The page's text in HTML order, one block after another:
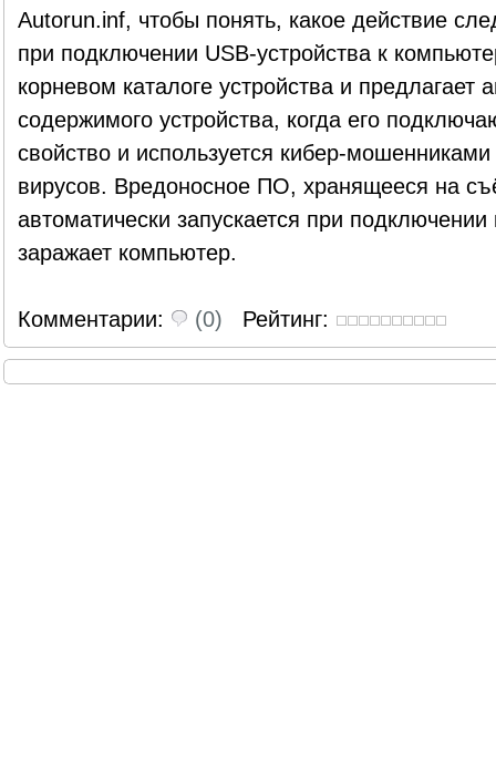
Autorun.inf, чтобы понять, какое действие
при подключении USB-устройства к
корневом каталоге устройства и предлагает
содержимого устройства, когда его
свойство и используется кибер-
вирусов. Вредоносное ПО, хранящееся на
автоматически запускается при
заражает компьютер.
Комментарии: (0) Рейтинг: